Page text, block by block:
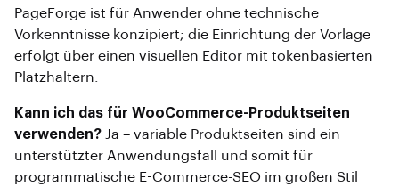
PageForge ist für Anwender ohne technische
Vorkenntnisse konzipiert; die Einrichtung der Vorlage
erfolgt über einen visuellen Editor mit tokenbasierten
Platzhaltern.
Kann ich das für WooCommerce-Produktseiten
verwenden? Ja – variable Produktseiten sind ein
unterstützter Anwendungsfall und somit für
programmatische E-Commerce-SEO im großen Stil